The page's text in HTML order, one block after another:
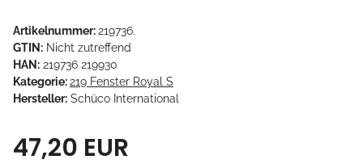
Artikelnummer:219736.
GTIN: Nicht zutreffend
HAN: 219736 219930
Kategorie:219 Fenster Royal S
Hersteller: Schüco International
47,20 EUR